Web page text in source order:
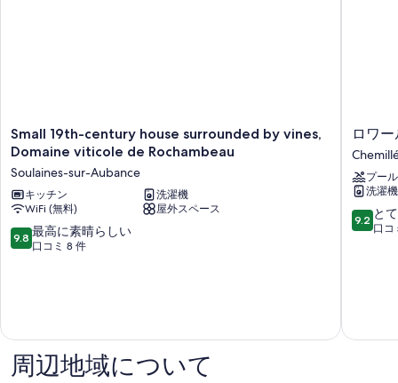
Small
19th-
house
surrounded
by
vines,
Domaine
Aubance
Small 19th-century house surrounded by vines,
Domaine viticole de Rochambeau
Soulaines-sur-Aubance
キッチン
洗濯機
WiFi (無料)
屋外スペース
10
段
に
素
晴
9.8 最高に素晴らしい
口コミ 8 件
ロ
ワ
ー
ル
渓
谷
の
ロワ
プール
洗濯機
10
段
素
9.2 と
口コ
周辺地域について